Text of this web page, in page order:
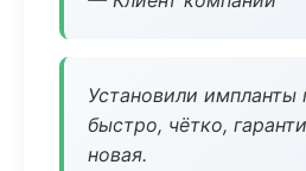
Установили импланты
быстро, чётко,
новая.